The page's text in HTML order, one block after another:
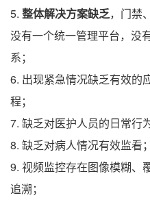
5. 整体解决方案缺乏，门禁
没有一个统一管理平台，没
系；
6. 出现紧急情况缺乏有效的
程；
7. 缺乏对医护人员的日常行
8. 缺乏对病人情况有效监看；
9. 视频监控存在图像模糊、
追溯；